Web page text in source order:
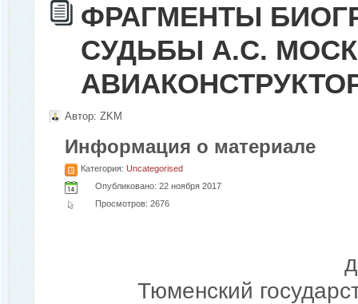
ФРАГМЕНТЫ
СУДЬБЫ А.С.
Автор: ZKM
Информация о материале
Категория: Uncategorised
Опубликовано: 22 ноября 2017
Просмотров: 2676
Тюменский